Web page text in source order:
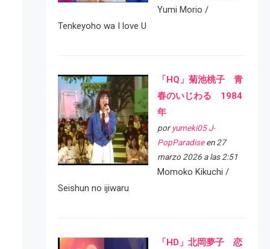
Yumi Morio /
Tenkeyoho wa I love U
「HQ」菊池桃子 青
春のいじわる 1984
年
por yumeki05 J-
PopParadiseen 27
marzo 2026 a las 2:51
Momoko Kikuchi /
Seishun no ijiwaru
「HD」北岡夢子 恋